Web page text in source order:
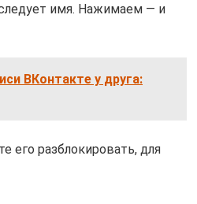
имя. Нажимаем — и
ВКонтакте у друга:
его разблокировать, для